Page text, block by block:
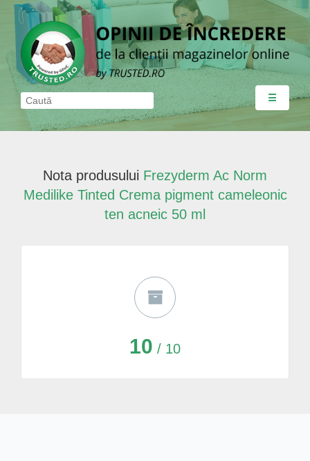
☰
Nota produsului Frezyderm Ac Norm
Medilike Tinted Crema pigment cameleonic
ten acneic 50 ml
10 / 10